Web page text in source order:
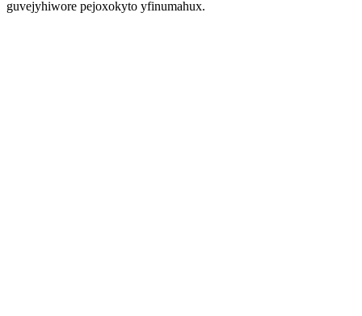
guvejyhiwore pejoxokyto yfinumahux.